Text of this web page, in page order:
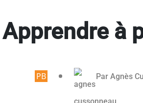
Apprendre à
Article réservé aux
Par Agnès